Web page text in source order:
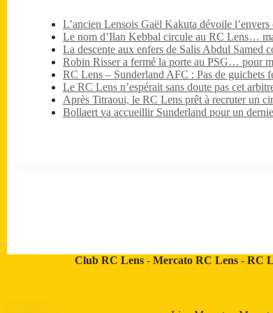
L’ancien Lensois Gaël Kakuta dévoile l’envers
Le nom d’Ilan Kebbal circule au RC Lens…
La descente aux enfers de Salis Abdul Samed
Robin Risser a fermé la porte au PSG… pour
RC Lens – Sunderland AFC : Pas de guichets
Le RC Lens n’espérait sans doute pas cet
Après Titraoui, le RC Lens prêt à recruter un
Bollaert va accueillir Sunderland pour un
Club RC Lens- Mercato RC Lens- RC